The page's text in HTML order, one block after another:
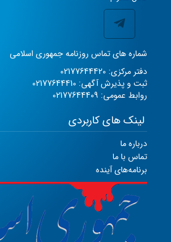
شماره های تماس روزنامه جمهوری اسلامی
دفتر مرکزی: 02177644420
ثبت و پذیرش آگهی: 02177644410
روابط عمومی: 02177644409
لینک های کاربردی
درباره ما
تماس با ما
برنامه‌های آینده